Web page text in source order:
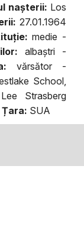
naşterii: Los
27.01.1964
medie -
albaştri -
vărsător -
School,
Lee Strasberg
Țara: SUA